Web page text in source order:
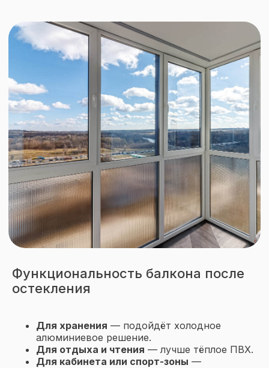
Функциональность балкона после
остекления
Для хранения — подойдёт холодное
алюминиевое решение.
Для отдыха и чтения — лучше тёплое ПВХ.
Для кабинета или спорт-зоны —
Контакты
+7 (3452) 53-03-73
okna-idea72@yandex.ru
Тюмень,
Окна
Политика конфиденциальности
Двери
Портальное остекление